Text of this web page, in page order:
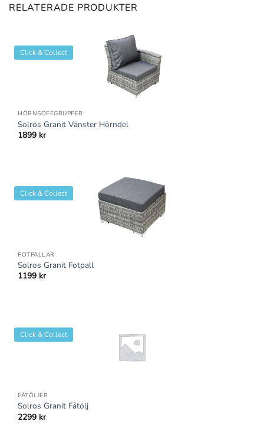
RELATERADE PRODUKTER
Click & Collect
HÖRNSOFFGRUPPER
Solros Granit Vänster Hörndel
1899 kr
Click & Collect
FOTPALLAR
Solros Granit Fotpall
1199 kr
Click & Collect
FÅTÖLJER
Solros Granit Fåtölj
2299 kr